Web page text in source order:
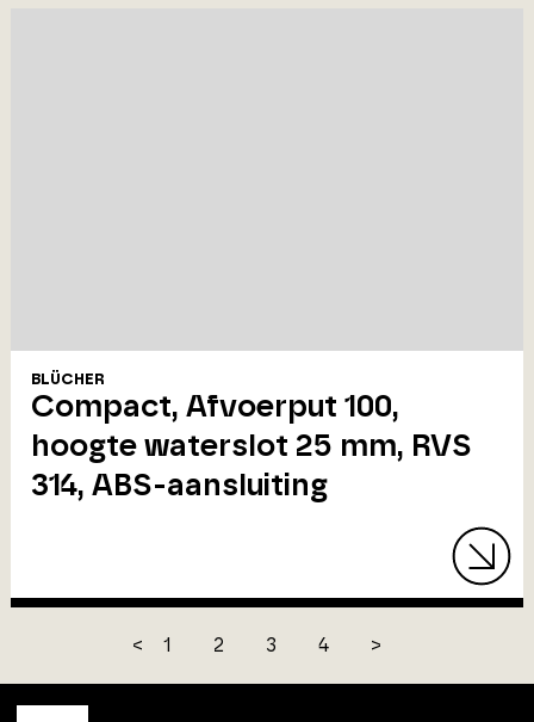
BLÜCHER
Compact, Afvoerput 100,
hoogte waterslot 25 mm, RVS
314, ABS-aansluiting
< 1 2 3 4 >